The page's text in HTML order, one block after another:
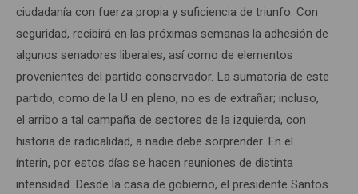
ciudadanía con fuerza propia y suficiencia de triunfo. Con
seguridad, recibirá en las próximas semanas la adhesión de
algunos senadores liberales, así como de elementos
provenientes del partido conservador. La sumatoria de este
partido, como de la U en pleno, no es de extrañar; incluso,
el arribo a tal campaña de sectores de la izquierda, con
historia de radicalidad, a nadie debe sorprender. En el
ínterin, por estos días se hacen reuniones de distinta
intensidad. Desde la casa de gobierno, el presidente Santos